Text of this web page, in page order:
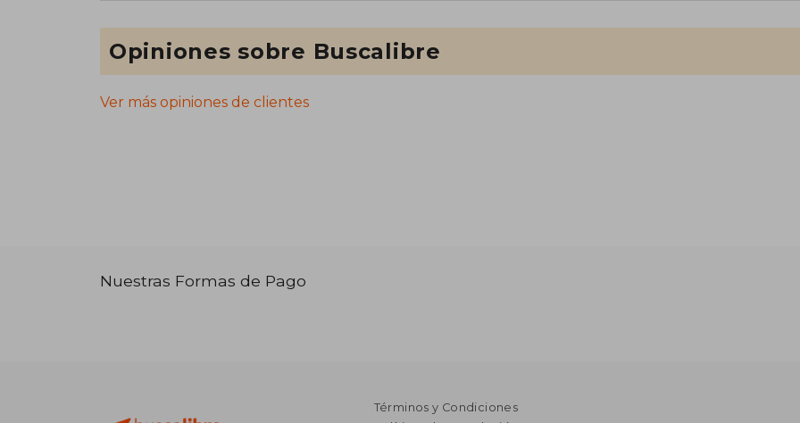
Opiniones sobre Buscalibre
Ver más opiniones de clientes
Nuestras Formas de Pago
Términos y Condiciones